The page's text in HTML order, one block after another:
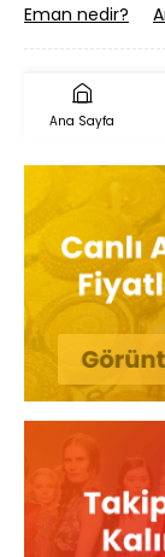
Eman nedir?
Ana Sayfa